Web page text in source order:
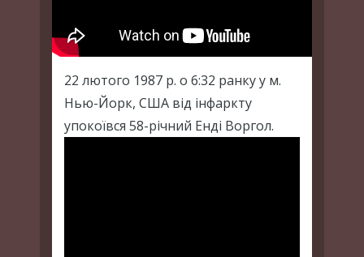
22 лютого 1987 р. о 6:32 ранку у м.
Нью-Йорк, США від інфаркту
упокоївся 58-річний Енді Воргол.